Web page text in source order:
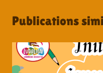
Publications